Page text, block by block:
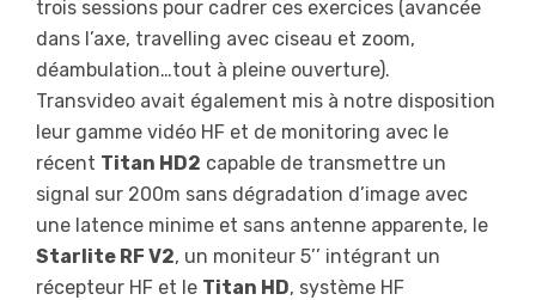
trois sessions pour cadrer ces exercices (avancée
dans l’axe, travelling avec ciseau et zoom,
déambulation…tout à pleine ouverture).
Transvideo avait également mis à notre disposition
leur gamme vidéo HF et de monitoring avec le
récent Titan HD2 capable de transmettre un
signal sur 200m sans dégradation d’image avec
une latence minime et sans antenne apparente, le
Starlite RF V2, un moniteur 5’’ intégrant un
récepteur HF et le Titan HD, système HF